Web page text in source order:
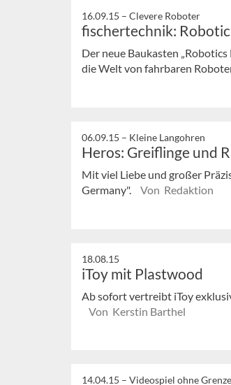
16.09.15 – Clevere Roboter
fischertechnik:
Der neue Baukasten
die Welt von fahrbaren
06.09.15 – Kleine Langohren
Heros: Greiflinge und
Mit viel Liebe und großer
Germany".
Von Redaktion
18.08.15
iToy mit Plastwood
Ab sofort vertreibt iToy
Von Kerstin Barthel
14.04.15 – Videospiel ohne